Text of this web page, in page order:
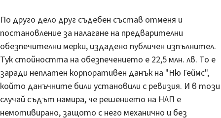
По друго дело друг съдебен състав отменя и
постановление за налагане на предварителни
обезпечителни мерки, издадено публичен изпълнител.
Тук стойността на обезпечението е 22,5 млн. лв. То е
заради неплатен корпоративен данък на "Ню Геймс",
който данъчните били установили с ревизия. И в този
случай съдът намира, че решението на НАП е
немотивирано, защото с него механично и без